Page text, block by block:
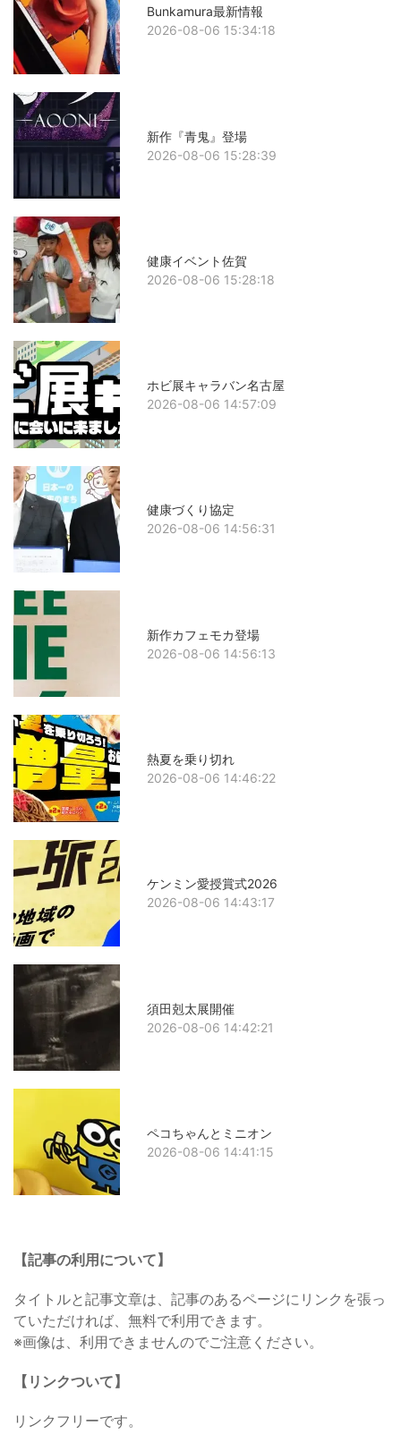
Bunkamura最新情報
2026-08-06 15:34:18
新作『青鬼』登場
2026-08-06 15:28:39
健康イベント佐賀
2026-08-06 15:28:18
ホビ展キャラバン名古屋
2026-08-06 14:57:09
健康づくり協定
2026-08-06 14:56:31
新作カフェモカ登場
2026-08-06 14:56:13
熱夏を乗り切れ
2026-08-06 14:46:22
ケンミン愛授賞式2026
2026-08-06 14:43:17
須田剋太展開催
2026-08-06 14:42:21
ペコちゃんとミニオン
2026-08-06 14:41:15
【記事の利用について】
タイトルと記事文章は、記事のあるページにリンクを張っ
ていただければ、無料で利用できます。
※画像は、利用できませんのでご注意ください。
【リンクついて】
リンクフリーです。